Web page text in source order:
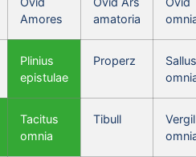
Amores
amatoria
Plinius
epistulae
Properz
Tacitus
omnia
Tibull
Vergil